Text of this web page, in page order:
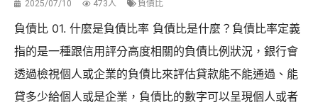
2025/07/10 473人 負債比
負債比 01. 什麼是負債比率 負債比是什麼？負債比率定義
指的是一種跟信用評分高度相關的負債比例狀況，銀行會
透過檢視個人或企業的負債比來評估貸款能不能通過、能
貸多少給個人或是企業，負債比的數字可以呈現個人或者